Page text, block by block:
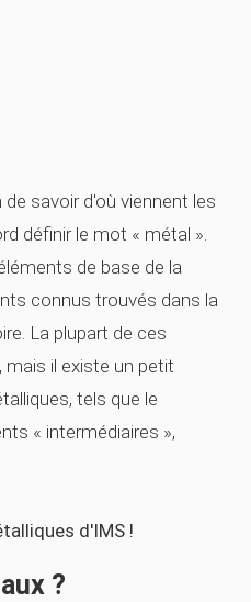
savoir d'où viennent les
définir le mot « métal ».
de base de la
connus trouvés dans la
La plupart de ces
il existe un petit
tels que le
« intermédiaires »,
d'IMS !
?